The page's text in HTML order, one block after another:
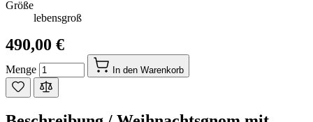
Größe
lebensgroß
490,00 €
Menge In den Warenkorb